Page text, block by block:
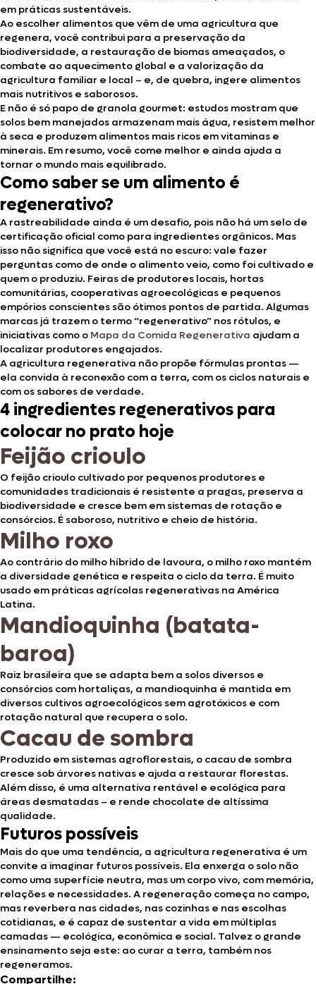
em práticas sustentáveis.
Ao escolher alimentos que vêm de uma agricultura que
regenera, você contribui para a preservação da
biodiversidade, a restauração de biomas ameaçados, o
combate ao aquecimento global e a valorização da
agricultura familiar e local – e, de quebra, ingere alimentos
mais nutritivos e saborosos.
E não é só papo de granola gourmet: estudos mostram que
solos bem manejados armazenam mais água, resistem melhor
à seca e produzem alimentos mais ricos em vitaminas e
minerais. Em resumo, você come melhor e ainda ajuda a
tornar o mundo mais equilibrado.
Como saber se um alimento é
regenerativo?
A rastreabilidade ainda é um desafio, pois não há um selo de
certificação oficial como para ingredientes orgânicos. Mas
isso não significa que você está no escuro: vale fazer
perguntas como de onde o alimento veio, como foi cultivado e
quem o produziu. Feiras de produtores locais, hortas
comunitárias, cooperativas agroecológicas e pequenos
empórios conscientes são ótimos pontos de partida. Algumas
marcas já trazem o termo “regenerativo” nos rótulos, e
iniciativas como o Mapa da Comida Regenerativa ajudam a
localizar produtores engajados.
A agricultura regenerativa não propõe fórmulas prontas —
ela convida à reconexão com a terra, com os ciclos naturais e
com os sabores de verdade.
4 ingredientes regenerativos para
colocar no prato hoje
Feijão crioulo
O feijão crioulo cultivado por pequenos produtores e
comunidades tradicionais é resistente a pragas, preserva a
biodiversidade e cresce bem em sistemas de rotação e
consórcios. É saboroso, nutritivo e cheio de história.
Milho roxo
Ao contrário do milho híbrido de lavoura, o milho roxo mantém
a diversidade genética e respeita o ciclo da terra. É muito
usado em práticas agrícolas regenerativas na América
Latina.
Mandioquinha (batata-
baroa)
Raiz brasileira que se adapta bem a solos diversos e
consórcios com hortaliças, a mandioquinha é mantida em
diversos cultivos agroecológicos sem agrotóxicos e com
rotação natural que recupera o solo.
Cacau de sombra
Produzido em sistemas agroflorestais, o cacau de sombra
cresce sob árvores nativas e ajuda a restaurar florestas.
Além disso, é uma alternativa rentável e ecológica para
áreas desmatadas – e rende chocolate de altíssima
qualidade.
Futuros possíveis
Mais do que uma tendência, a agricultura regenerativa é um
convite a imaginar futuros possíveis. Ela enxerga o solo não
como uma superfície neutra, mas um corpo vivo, com memória,
relações e necessidades. A regeneração começa no campo,
mas reverbera nas cidades, nas cozinhas e nas escolhas
cotidianas, e é capaz de sustentar a vida em múltiplas
camadas — ecológica, econômica e social. Talvez o grande
ensinamento seja este: ao curar a terra, também nos
regeneramos.
Compartilhe: